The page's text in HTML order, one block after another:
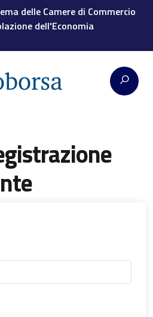
delle Camere di Commercio
dell'Economia